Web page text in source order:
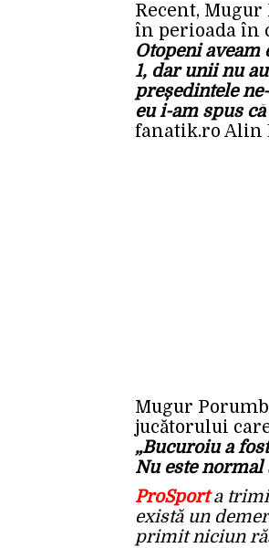
Recent,
în perioada în
Otopeni
1, dar unii nu
președintele
eu i-am spus
fanatik.ro Alin
Mugur
jucătorului
„Bucuroiu a
Nu este normal
ProSporta
există un
primit niciun